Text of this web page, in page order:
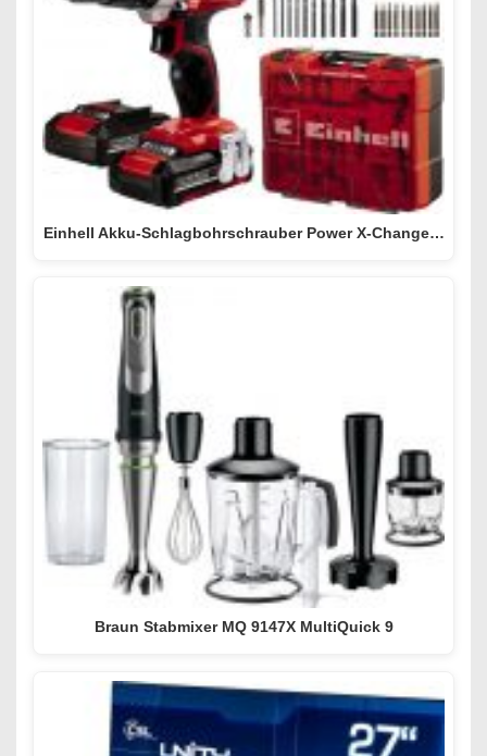
Einhell Akku-Schlagbohrschrauber Power X-Change…
Braun Stabmixer MQ 9147X MultiQuick 9